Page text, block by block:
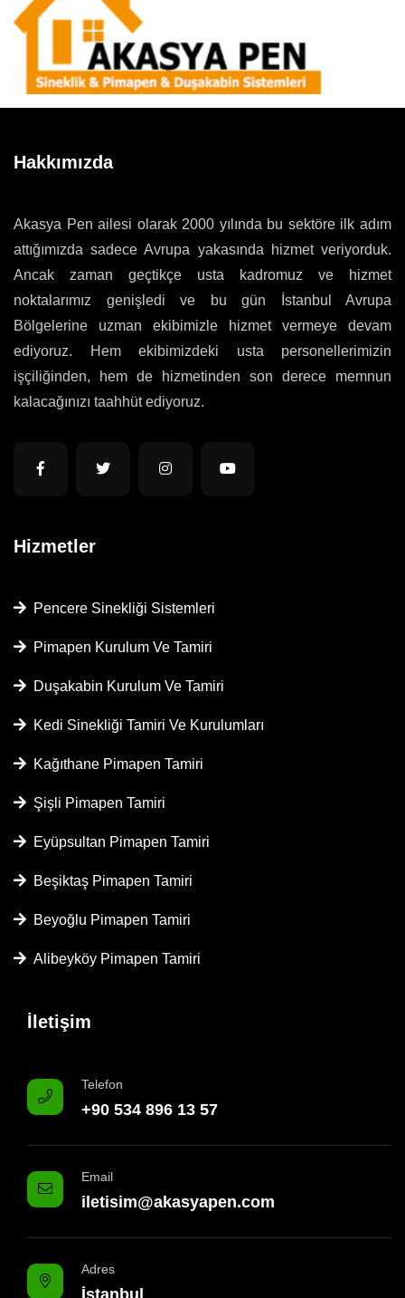
Hakkımızda
Akasya Pen ailesi olarak 2000 yılında bu sektöre ilk adım
attığımızda sadece Avrupa yakasında hizmet veriyorduk.
Ancak zaman geçtikçe usta kadromuz ve hizmet
noktalarımız genişledi ve bu gün İstanbul Avrupa
Bölgelerine uzman ekibimizle hizmet vermeye devam
ediyoruz. Hem ekibimizdeki usta personellerimizin
işçiliğinden, hem de hizmetinden son derece memnun
kalacağınızı taahhüt ediyoruz.
Hizmetler
Pencere Sinekliği Sistemleri
Pimapen Kurulum Ve Tamiri
Duşakabin Kurulum Ve Tamiri
Kedi Sinekliği Tamiri Ve Kurulumları
Kağıthane Pimapen Tamiri
Şişli Pimapen Tamiri
Eyüpsultan Pimapen Tamiri
Beşiktaş Pimapen Tamiri
Beyoğlu Pimapen Tamiri
Alibeyköy Pimapen Tamiri
İletişim
Telefon
+90 534 896 13 57
Email
iletisim@akasyapen.com
Adres
İstanbul